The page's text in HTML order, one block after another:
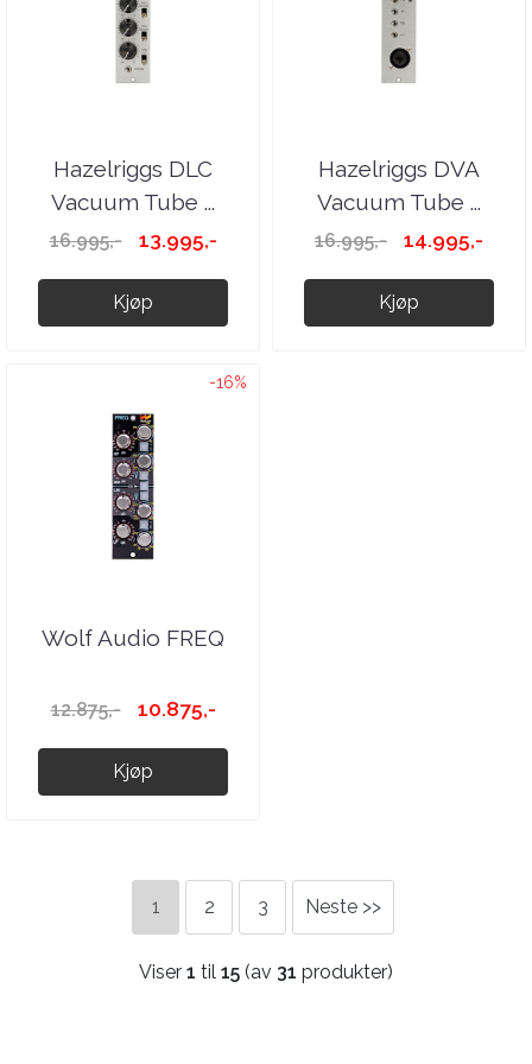
Hazelriggs DLC
Vacuum Tube ...
16.995,- 13.995,-
Kjøp
Hazelriggs DVA
Vacuum Tube ...
16.995,- 14.995,-
Kjøp
-16%
Wolf Audio FREQ
12.875,- 10.875,-
Kjøp
1 2 3 Neste >>
Viser 1 til 15 (av 31 produkter)